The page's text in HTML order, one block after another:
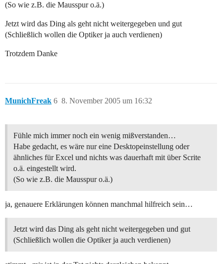
(So wie z.B. die Mausspur o.ä.)
Jetzt wird das Ding als geht nicht weitergegeben und gut
(Schließlich wollen die Optiker ja auch verdienen)
Trotzdem Danke
MunichFreak 8. November 2005 um 16:32
6
Fühle mich immer noch ein wenig mißverstanden…
Habe gedacht, es wäre nur eine Desktopeinstellung oder
ähnliches für Excel und nichts was dauerhaft mit über Scrite
o.ä. eingestellt wird.
(So wie z.B. die Mausspur o.ä.)
ja, genauere Erklärungen können manchmal hilfreich sein…
Jetzt wird das Ding als geht nicht weitergegeben und gut
(Schließlich wollen die Optiker ja auch verdienen)